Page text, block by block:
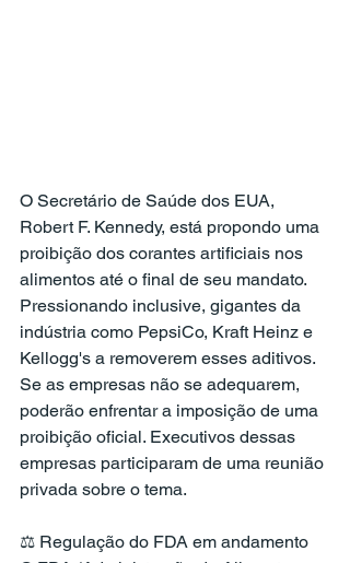
O Secretário de Saúde dos EUA,
Robert F. Kennedy, está propondo uma
proibição dos corantes artificiais nos
alimentos até o final de seu mandato.
Pressionando inclusive, gigantes da
indústria como PepsiCo, Kraft Heinz e
Kellogg's a removerem esses aditivos.
Se as empresas não se adequarem,
poderão enfrentar a imposição de uma
proibição oficial. Executivos dessas
empresas participaram de uma reunião
privada sobre o tema.
⚖️ Regulação do FDA em andamento